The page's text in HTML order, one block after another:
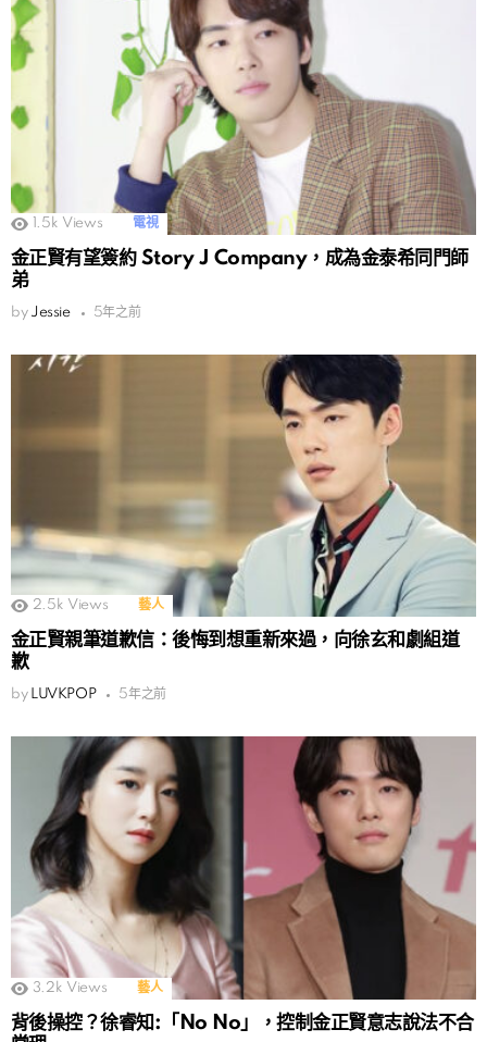
1.5k Views 電視
金正賢有望簽約 Story J Company，成為金泰希同門師
弟
by Jessie 5年之前
2.5k Views 藝人
金正賢親筆道歉信：後悔到想重新來過，向徐玄和劇組道
歉
by LUVKPOP 5年之前
3.2k Views 藝人
背後操控？徐睿知:「No No」，控制金正賢意志說法不合